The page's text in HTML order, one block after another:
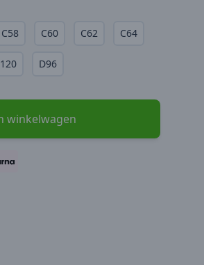
C58 C60 C62 C64
D96
winkelwagen